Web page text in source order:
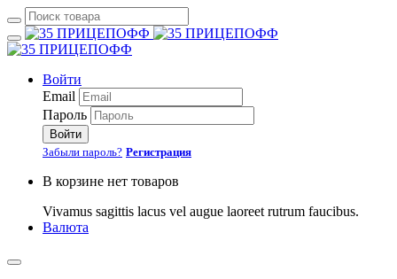
Войти
Email
Пароль
Войти
Забыли пароль? Регистрация
В корзине нет товаров
Vivamus sagittis lacus vel augue laoreet rutrum faucibus.
Валюта